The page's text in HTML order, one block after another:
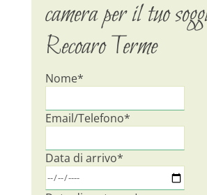
camera per il tuo
Recoaro Terme
Nome*
Email/Telefono*
Data di arrivo*